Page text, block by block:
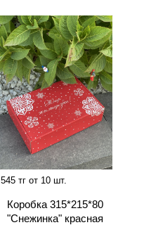
545 тг от 10 шт.
Коробка 315*215*80
"Снежинка" красная